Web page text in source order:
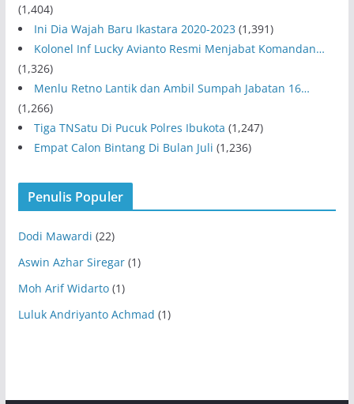
(1,404)
Ini Dia Wajah Baru Ikastara 2020-2023 (1,391)
Kolonel Inf Lucky Avianto Resmi Menjabat Komandan…
(1,326)
Menlu Retno Lantik dan Ambil Sumpah Jabatan 16…
(1,266)
Tiga TNSatu Di Pucuk Polres Ibukota (1,247)
Empat Calon Bintang Di Bulan Juli (1,236)
Penulis Populer
Dodi Mawardi (22)
Aswin Azhar Siregar(1)
Moh Arif Widarto(1)
Luluk Andriyanto Achmad (1)